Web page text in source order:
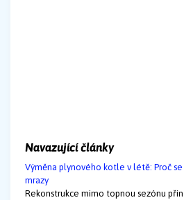
Navazující články
Výměna plynového kotle v létě: Proč
mrazy
Rekonstrukce mimo topnou sezónu